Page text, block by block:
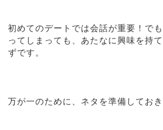
初めてのデートでは会話が重要！で
ってしまっても、あたなに興味を持
ずです。
万が一のために、ネタを準備しておき